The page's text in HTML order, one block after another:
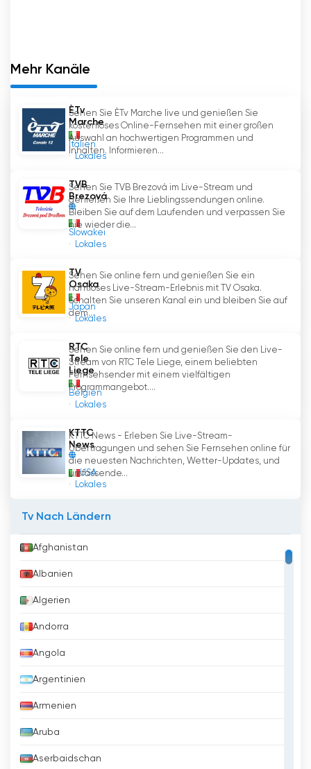
Mehr Kanäle
ÈTv
Marche
Italien
Lokales
Sehen Sie ÈTv Marche live und genießen Sie
kostenloses Online-Fernsehen mit einer großen
Auswahl an hochwertigen Programmen und
Inhalten. Informieren...
TVB
Brezová
Slowakei
Lokales
Sehen Sie TVB Brezová im Live-Stream und
genießen Sie Ihre Lieblingssendungen online.
Bleiben Sie auf dem Laufenden und verpassen Sie
nie wieder die...
TV
Osaka
Japan
Lokales
Sehen Sie online fern und genießen Sie ein
nahtloses Live-Stream-Erlebnis mit TV Osaka.
Schalten Sie unseren Kanal ein und bleiben Sie auf
dem...
RTC
Tele
Liege
Belgien
Lokales
Sehen Sie online fern und genießen Sie den Live-
Stream von RTC Tele Liege, einem beliebten
Fernsehsender mit einem vielfältigen
Programmangebot....
KTTC
News
USA
Lokales
KTTC News - Erleben Sie Live-Stream-
Übertragungen und sehen Sie Fernsehen online für
die neuesten Nachrichten, Wetter-Updates, und
umfassende...
Tv Nach Ländern
Afghanistan
Albanien
Algerien
Andorra
Angola
Argentinien
Armenien
Aruba
Aserbaidschan